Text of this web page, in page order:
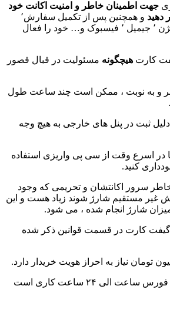
جهت اطمینان خاطر و امنیت اکانت خود
دهید
و همچنین پس از تکمیل سفارش٬
تایید دو مرحله ای اکتیویژن ٬ جیمیل ٬ فیسبوک و… خود را فعال
کارت هیچگونه مسئولیت در قبال قصور
و به نوبت ، ممکن است چند ساعت طول
ثبت در پنل های خارجی به هیچ وجه
در اسرع وقت از سی پی واریزی استفاده
کنید.
سرور اکانتشان و تحریمی که وجود
غیر مستقیم شارژ شوند زیاد هست و این
شارژ انجام شده ، می شود.
کارت در قسمت قوانین ذکر شده
الی ۲۴ ساعت کاری است